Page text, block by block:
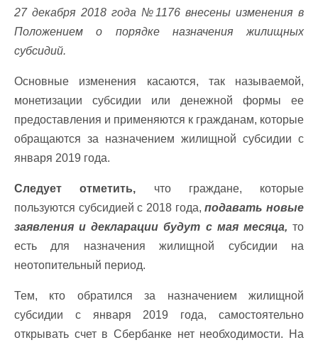
27 декабря 2018 года №1176 внесены изменения в
Положением о порядке назначения жилищных
субсидий.
Основные изменения касаются, так называемой,
монетизации субсидии или денежной формы ее
предоставления и применяются к гражданам, которые
обращаются за назначением жилищной субсидии с
января 2019 года.
Следует отметить, что граждане, которые
пользуются субсидией с 2018 года,подавать новые
заявления и декларации будут с мая месяца, то
есть для назначения жилищной субсидии на
неотопительный период.
Тем, кто обратился за назначением жилищной
субсидии с января 2019 года, самостоятельно
открывать счет в Сбербанке нет необходимости. На